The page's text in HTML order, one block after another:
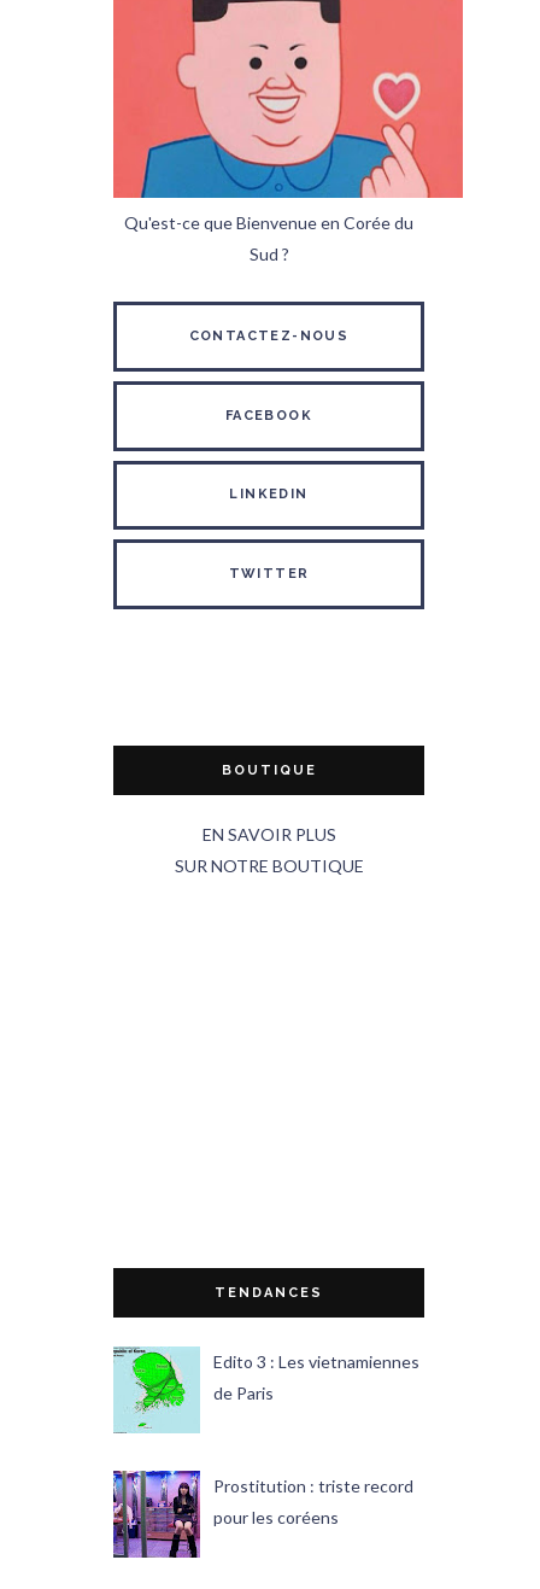
Qu'est-ce que Bienvenue en Corée du
Sud ?
CONTACTEZ-NOUS
FACEBOOK
LINKEDIN
TWITTER
BOUTIQUE
EN SAVOIR PLUS
SUR NOTRE BOUTIQUE
TENDANCES
Edito 3 : Les vietnamiennes
de Paris
Prostitution : triste record
pour les coréens